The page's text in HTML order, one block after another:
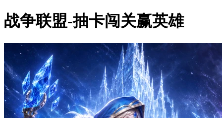
战争联盟-抽卡闯关赢英雄